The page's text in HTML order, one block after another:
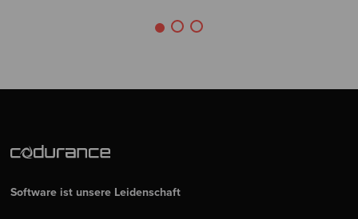
Software ist unsere Leidenschaft